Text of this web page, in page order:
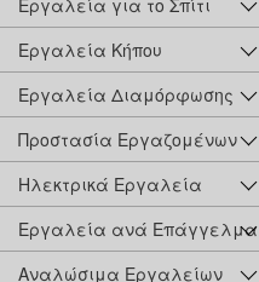
Εργαλεία για το Σπίτι
Εργαλεία Κήπου
Εργαλεία Διαμόρφωσης
Προστασία Εργαζομένων
Ηλεκτρικά Εργαλεία
Εργαλεία ανά Επάγγελμα
Αναλώσιμα Εργαλείων